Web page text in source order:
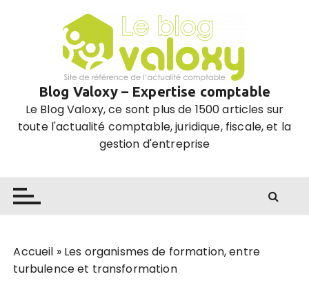
Blog Valoxy – Expertise comptable
Le Blog Valoxy, ce sont plus de 1500 articles sur
toute l'actualité comptable, juridique, fiscale, et la
gestion d'entreprise
Accueil » Les organismes de formation, entre
turbulence et transformation